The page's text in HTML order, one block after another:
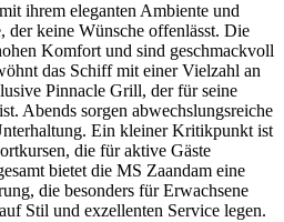
ihrem eleganten Ambiente und
der keine Wünsche offenlässt. Die
Komfort und sind geschmackvoll
das Schiff mit einer Vielzahl an
Pinnacle Grill, der für seine
Abends sorgen abwechslungsreiche
Ein kleiner Kritikpunkt ist
die für aktive Gäste
bietet die MS Zaandam eine
die besonders für Erwachsene
Stil und exzellenten Service legen.